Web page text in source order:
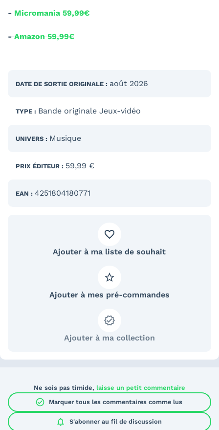
- Micromania 59,99€
-Amazon 59,99€
DATE DE SORTIE ORIGINALE : août 2026
TYPE : Bande originale Jeux-vidéo
UNIVERS : Musique
PRIX ÉDITEUR : 59,99 €
EAN : 4251804180771
Ajouter à ma liste de souhait
Ajouter à mes pré-commandes
Ajouter à ma collection
Ne sois pas timide, laisse un petit commentaire
check_circle Marquer tous les commentaires comme lus
notifications S'abonner au fil de discussion